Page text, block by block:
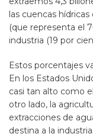
las cuencas
(que representa el
industria (19 por
Estos porcentajes
En los Estados
casi tan alto como
otro lado, la
extracciones de
destina a la